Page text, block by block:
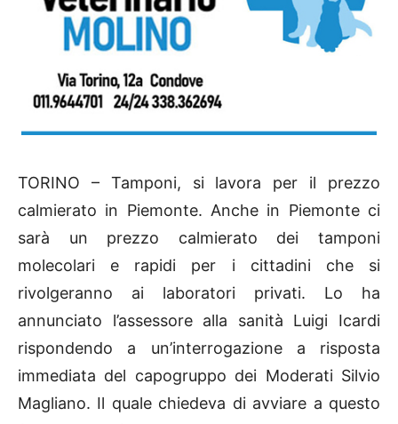
TORINO – Tamponi, si lavora per il prezzo
calmierato in Piemonte. Anche in Piemonte ci
sarà un prezzo calmierato dei tamponi
molecolari e rapidi per i cittadini che si
rivolgeranno ai laboratori privati. Lo ha
annunciato l’assessore alla sanità Luigi Icardi
rispondendo a un’interrogazione a risposta
immediata del capogruppo dei Moderati Silvio
Magliano. Il quale chiedeva di avviare a questo